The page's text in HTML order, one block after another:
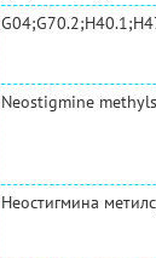
Neostigmine
Неостигмина